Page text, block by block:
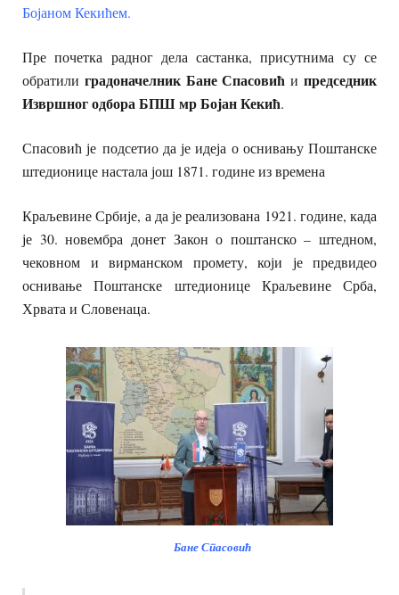
Бојаном Кекићем.
Пре почетка радног дела састанка, присутнима су се
обратили градоначелник Бане Спасовић ипредседник
Извршног одбора БПШ мр Бојан Кекић.
Спасовић је подсетио да је идеја о оснивању Поштанске
штедионице настала још 1871. године из времена
Краљевине Србије, а да је реализована 1921. године, када
је 30. новембра донет Закон о поштанско – штедном,
чековном и вирманском промету, који је предвидео
оснивање Поштанске штедионице Краљевине Срба,
Хрвата и Словенаца.
Бане Спасовић